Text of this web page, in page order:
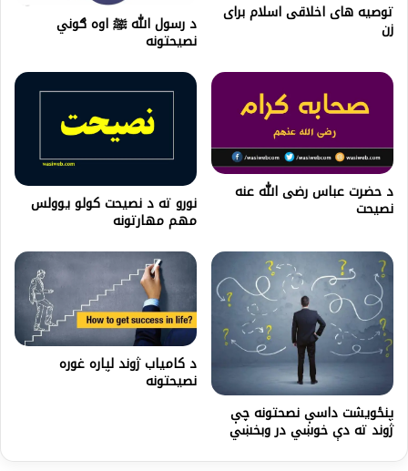
توصیه های اخلاقی اسلام برای
زن د رسول الله ﷺ اوه ګوني
نصيحتونه
د حضرت عباس رضی الله عنه
نصيحت نورو ته د نصیحت کولو يوولس
مهم مهارتونه
پنځویشت داسې نصحتونه چې
ژوند ته دې خوښي در وبخښي
د کامیاب ژوند لپاره غوره
نصیحتونه